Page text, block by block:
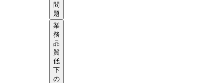
問
題
業
務
品
質
低
下
の